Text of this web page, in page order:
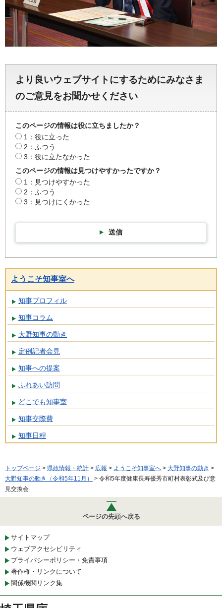
より良いウェブサイトにするためにみなさま
のご意見をお聞かせください
このページの情報は役に立ちましたか？
1：役に立った
2：ふつう
3：役に立たなかった
このページの情報は見つけやすかったですか？
1：見つけやすかった
2：ふつう
3：見つけにくかった
送信
ようこそ知事室へ
知事プロフィル
知事コラム
大野知事の動き
定例記者会見
知事への提案
ふれあい訪問
どこでも知事室
知事交際費
知事日程
トップページ > 県政情報・統計 > 広報 > ようこそ知事室へ > 大野知事の動き >
大野知事の動き（令和5年11月）
> 令和5年度健康長寿優秀市町村表彰式及び意
見交換会
ページの先頭へ戻る
サイトマップ
ウェブアクセシビリティ
プライバシーポリシー・免責事項
著作権・リンクについて
関係機関リンク集